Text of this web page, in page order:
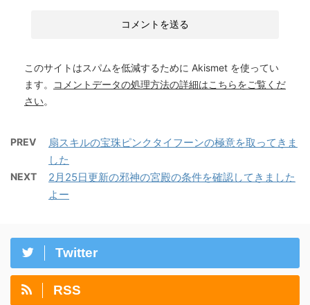
このサイトはスパムを低減するために Akismet を使ってい
ます。
コメントデータの処理方法の詳細はこちらをご覧くだ
さい。
PREV
扇スキルの宝珠ピンクタイフーンの極意を取ってきま
した
NEXT
2月25日更新の邪神の宮殿の条件を確認してきました
よー
Twitter
RSS